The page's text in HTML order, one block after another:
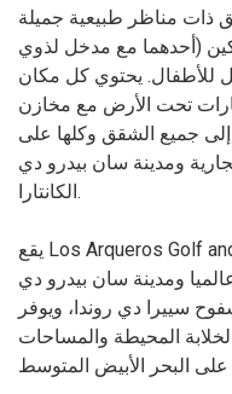
ذات مناظر طبيعية جميلة
(أحدهما مع مدخل لذوي
للأطفال. يحتوي كل مكان
تحت الأرض مع مخازن
جميع الشقق وكلها على
ومدينة سان بيدرو دي
الكانتارا.
يقع Los Arqueros Golf and Country Club على بعد دقائق فقط
ومدينة سان بيدرو دي
سفوح سييرا دي روندا، ويوفر
المحيطة والمساحات